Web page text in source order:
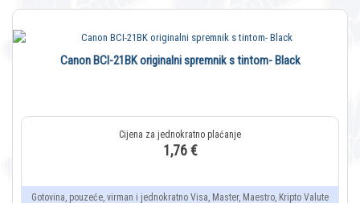
Canon BCI-21BK originalni spremnik s tintom- Black
1,76 €
Gotovina, pouzeće, virman i jednokratno Visa, Master, Maestro, Kripto Valute